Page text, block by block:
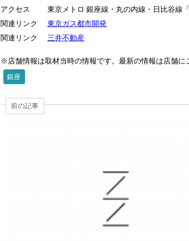
アクセス
東京メトロ 銀座線・丸の内線・日比谷線
関連リンク
東京ガス都市開発
関連リンク
三井不動産
※店舗情報は取材当時の情報です。最新の情報は店舗に
銀座
前の記事